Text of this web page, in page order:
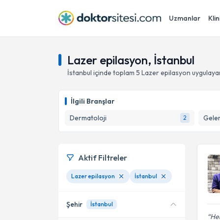
Uzmanlar
Lazer epilasyon, İstanbul
İstanbul içinde toplam 5 Lazer epilasyon
İlgili Branşlar
Dermatoloji
2
Aktif Filtreler
Lazer epilasyon İstanbul
Şehir İstanbul